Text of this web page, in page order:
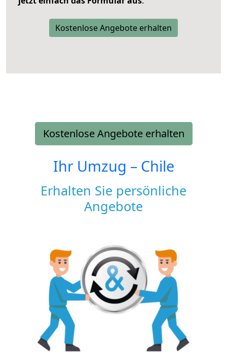
Kostenlose Angebote erhalten
Kostenlose Angebote erhalten
Ihr Umzug – Chile
Erhalten Sie persönliche
Angebote